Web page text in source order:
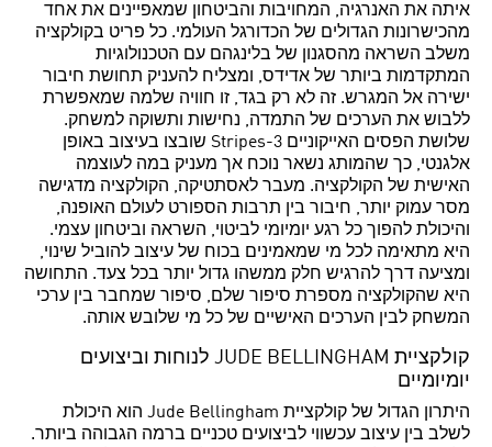
איתה את האנרגיה, המחויבות והביטחון שמאפיינים את אחד
מהכישרונות הגדולים של הכדורגל העולמי. כל פריט בקולקציה
משלב השראה מהסגנון של בלינגהם עם הטכנולוגיות
המתקדמות ביותר של אדידס, ומצליח להעניק תחושת חיבור
ישירה אל המגרש. זה לא רק בגד, זו חוויה שלמה שמאפשרת
ללבוש את הערכים של התמדה, נחישות ותשוקה למשחק.
שלושת הפסים האייקוניים 3-Stripes שובצו בעיצוב באופן
אלגנטי, כך שהמותג נשאר נוכח אך מעניק במה לעוצמה
האישית של הקולקציה. מעבר לאסתטיקה, הקולקציה מדגישה
מסר עמוק יותר, חיבור בין תרבות הספורט לעולם האופנה,
והיכולת להפוך כל רגע יומיומי לביטוי, השראה וביטחון עצמי.
היא מתאימה לכל מי שמאמינים בכוח של עיצוב להוביל שינוי,
ומציעה דרך להרגיש חלק ממשהו גדול יותר בכל צעד. התחושה
היא שהקולקציה מספרת סיפור שלם, סיפור שמחבר בין ערכי
המשחק לבין הערכים האישיים של כל מי שלובש אותה.
קולקציית JUDE BELLINGHAM לנוחות וביצועים
יומיומיים
היתרון הגדול של קולקציית Jude Bellingham הוא היכולת
לשלב בין עיצוב עכשווי לביצועים טכניים ברמה הגבוהה ביותר.